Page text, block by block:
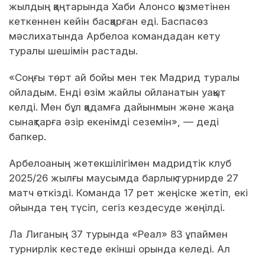
жылдың қаңтарында Хаби Алонсо қызметінен
кеткеннен кейін басқарған еді. Баспасөз
мәслихатында Арбелоа командадан кету
туралы шешімін растады.
«Соңғы төрт ай бойы мен тек Мадрид туралы
ойладым. Енді өзім жайлы ойланатын уақыт
келді. Мен бұл қадамға дайынмын және жаңа
сынақтарға әзір екенімді сеземін», — деді
бапкер.
Арбелоаның жетекшілігімен мадридтік клуб
2025/26 жылғы маусымда барлық турнирде 27
матч өткізді. Команда 17 рет жеңіске жетіп, екі
ойында тең түсіп, сегіз кездесуде жеңілді.
Ла Лиганың 37 турында «Реал» 83 ұпаймен
турнирлік кестеде екінші орында келеді. Ал